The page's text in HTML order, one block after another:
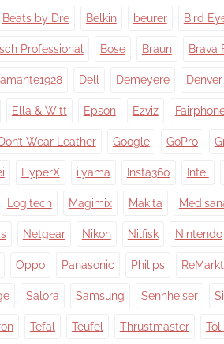
Beats by Dre Belkin beurer Bird
Professional Bose Braun Brava
Dell Demeyere Denver
Ella & Witt Epson Ezviz
Wear Leather Google GoPro
HyperX iiyama Insta360 Intel
Logitech Magimix Makita
Netgear Nikon Nilfisk Nintendo
Oppo Panasonic Philips ReMarkt
Salora Samsung Sennheiser
Tefal Teufel Thrustmaster